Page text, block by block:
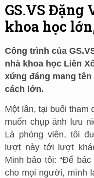
GS.VS Đặng
khoa học
Công trình của
nhà khoa học Liên
xứng đáng mang
cách lớn.
Một lần, tại buổi tham
muốn chụp ảnh lưu
Là phóng viên, tôi
lượt này tới lượt
Minh bảo tôi: “Để
cho mọi người, mình